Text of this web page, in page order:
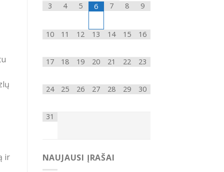
ir
3 4 5 6 7 8 9
10 11 12 13 14 15 16
17 18 19 20 21 22 23
24 25 26 27 28 29 30
31
NAUJAUSI ĮRAŠAI